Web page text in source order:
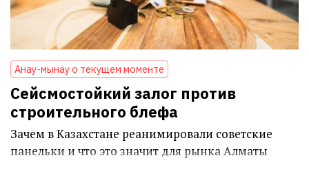
Анау-мынау о текущем моменте
Сейсмостойкий залог против
строительного блефа
Зачем в Казахстане реанимировали советские
панельки и что это значит для рынка Алматы